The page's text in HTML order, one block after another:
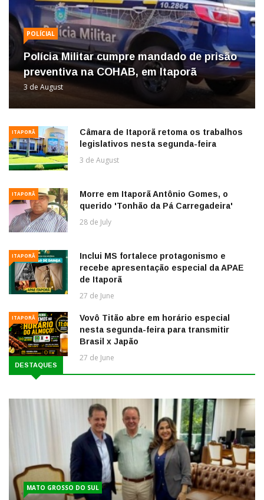
POLÍCIAL
Polícia Militar cumpre mandado de prisão
preventiva na COHAB, em Itaporã
3 de August
ITAPORÃ
Câmara de Itaporã retoma os trabalhos
legislativos nesta segunda-feira
3 de August
ITAPORÃ
Morre em Itaporã Antônio Gomes, o
querido 'Tonhão da Pá Carregadeira'
28 de July
ITAPORÃ
Inclui MS fortalece protagonismo e
recebe apresentação especial da APAE
de Itaporã
27 de June
ITAPORÃ
Vovô Titão abre em horário especial
nesta segunda-feira para transmitir
Brasil x Japão
27 de June
DESTAQUES
MATO GROSSO DO SUL